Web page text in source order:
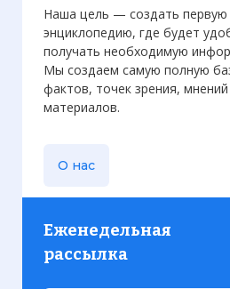
Наша цель — создать
энциклопедию, где будет
получать необходимую
Мы создаем самую полную
фактов, точек зрения,
материалов.
О нас
Еженедельная
рассылка